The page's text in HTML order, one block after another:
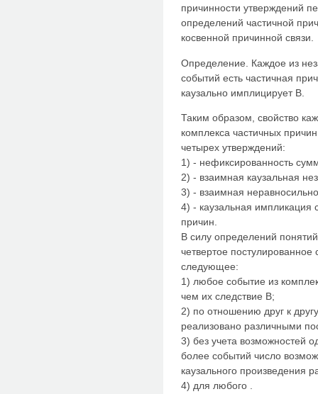
причинности утверждений
определений частичной
косвенной причинной связи.
Определение. Каждое из
событий есть частичная
каузально имплицирует В.
Таким образом, свойство
комплекса частичных
четырех утверждений:
1) - нефиксированность
2) - взаимная каузальная
3) - взаимная
4) - каузальная импликация
причин.
В силу определений
четвертое постулированное
следующее:
1) любое событие из
чем их следствие В;
2) по отношению друг к
реализовано различными
3) без учета возможностей
более событий число
каузального произведения
4) для любого .